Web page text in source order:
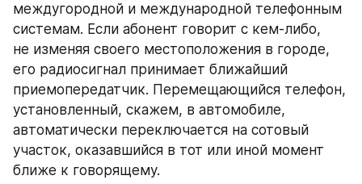
междугородной и международной телефонным
системам. Если абонент говорит с кем-либо,
не изменяя своего местоположения в городе,
его радиосигнал принимает ближайший
приемопередатчик. Перемещающийся телефон,
установленный, скажем, в автомобиле,
автоматически переключается на сотовый
участок, оказавшийся в тот или иной момент
ближе к говорящему.